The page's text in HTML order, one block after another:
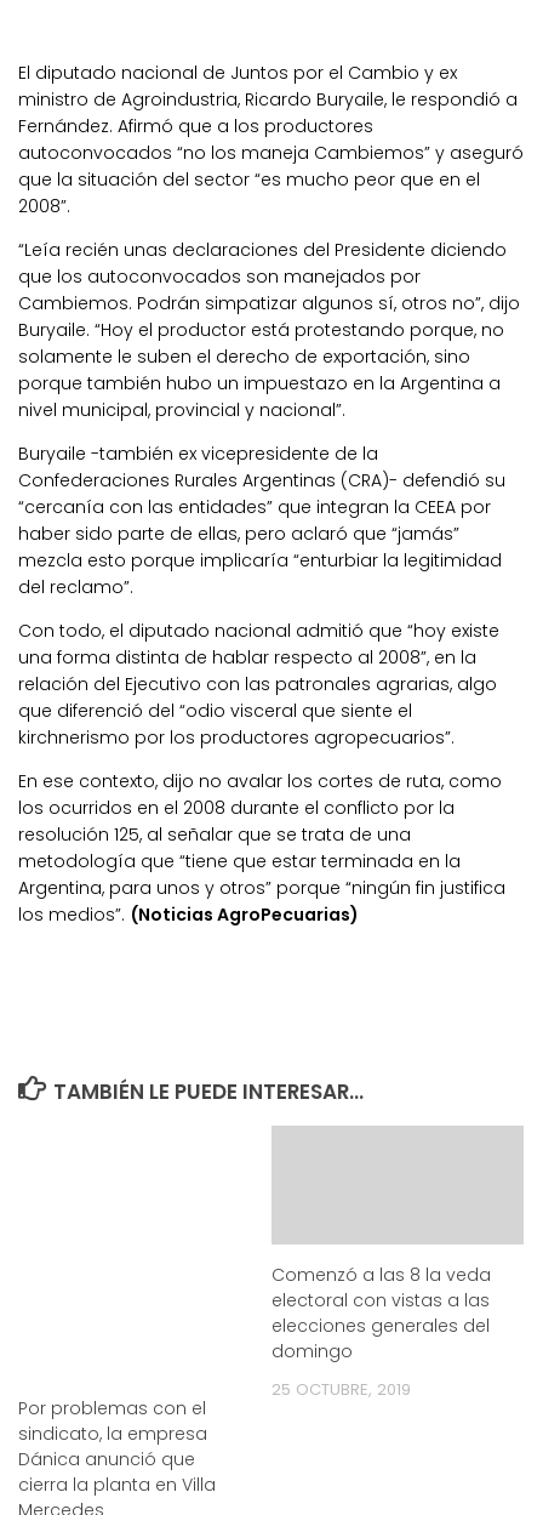
El diputado nacional de Juntos por el Cambio y ex
ministro de Agroindustria, Ricardo Buryaile, le respondió a
Fernández. Afirmó que a los productores
autoconvocados “no los maneja Cambiemos” y aseguró
que la situación del sector “es mucho peor que en el
2008”.
“Leía recién unas declaraciones del Presidente diciendo
que los autoconvocados son manejados por
Cambiemos. Podrán simpatizar algunos sí, otros no”, dijo
Buryaile. “Hoy el productor está protestando porque, no
solamente le suben el derecho de exportación, sino
porque también hubo un impuestazo en la Argentina a
nivel municipal, provincial y nacional”.
Buryaile -también ex vicepresidente de la
Confederaciones Rurales Argentinas (CRA)- defendió su
“cercanía con las entidades” que integran la CEEA por
haber sido parte de ellas, pero aclaró que “jamás”
mezcla esto porque implicaría “enturbiar la legitimidad
del reclamo”.
Con todo, el diputado nacional admitió que “hoy existe
una forma distinta de hablar respecto al 2008”, en la
relación del Ejecutivo con las patronales agrarias, algo
que diferenció del “odio visceral que siente el
kirchnerismo por los productores agropecuarios”.
En ese contexto, dijo no avalar los cortes de ruta, como
los ocurridos en el 2008 durante el conflicto por la
resolución 125, al señalar que se trata de una
metodología que “tiene que estar terminada en la
Argentina, para unos y otros” porque “ningún fin justifica
los medios”. (Noticias AgroPecuarias)
TAMBIÉN LE PUEDE INTERESAR...
Por problemas con el
sindicato, la empresa
Dánica anunció que
cierra la planta en Villa
Mercedes
Comenzó a las 8 la veda
electoral con vistas a las
elecciones generales del
domingo
25 OCTUBRE, 2019